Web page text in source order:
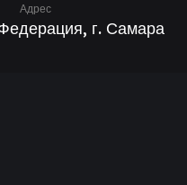
Адрес
г. Самара